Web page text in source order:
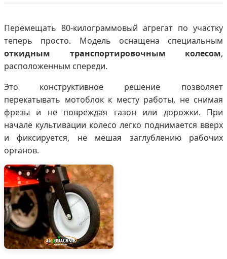
Перемещать 80-килограммовый агрегат по участку
теперь просто. Модель оснащена специальным
откидным транспортировочным колесом,
расположенным спереди.
Это конструктивное решение позволяет
перекатывать мотоблок к месту работы, не снимая
фрезы и не повреждая газон или дорожки. При
начале культивации колесо легко поднимается вверх
и фиксируется, не мешая заглублению рабочих
органов.